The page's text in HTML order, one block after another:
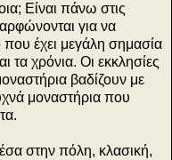
Είναι πάνω στις
για να
που έχει μεγάλη σημασία
τα χρόνια. Οι εκκλησίες
βαδίζουν με
μοναστήρια που
στην πόλη, κλασική,